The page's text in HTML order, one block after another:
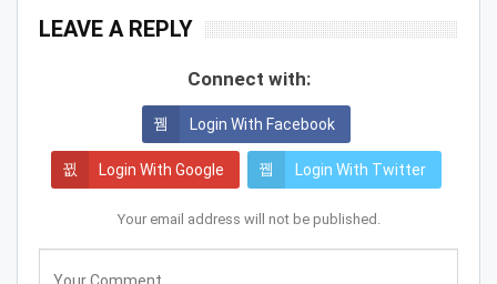
LEAVE A REPLY
Connect with:
Login With Facebook
Login With Google Login With Twitter
Your email address will not be published.